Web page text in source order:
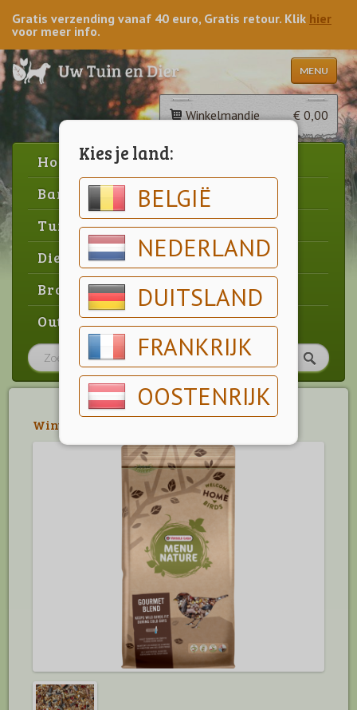
Kies je land:
BELGIË
NEDERLAND
DUITSLAND
FRANKRIJK
OOSTENRIJK
Gratis verzending vanaf 40 euro, Gratis retour. Klik hier
voor meer info.
MENU
Winkelmandje € 0,00
Home
Barbecue
Tuin
Dier
Brood & gebak
Outlet
Winterartikelen